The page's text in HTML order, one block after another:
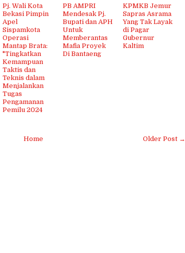
Pj. Wali Kota
Bekasi Pimpin
Apel
Sispamkota
Operasi
Mantap Brata:
"Tingkatkan
Kemampuan
Taktis dan
Teknis dalam
Menjalankan
Tugas
Pengamanan
Pemilu 2024
PB AMPRI
Mendesak Pj.
Bupati dan APH
Untuk
Memberantas
Mafia Proyek
Di Bantaeng
KPMKB Jemur
Sapras Asrama
Yang Tak Layak
di Pagar
Gubernur
Kaltim
Older Post →
Home